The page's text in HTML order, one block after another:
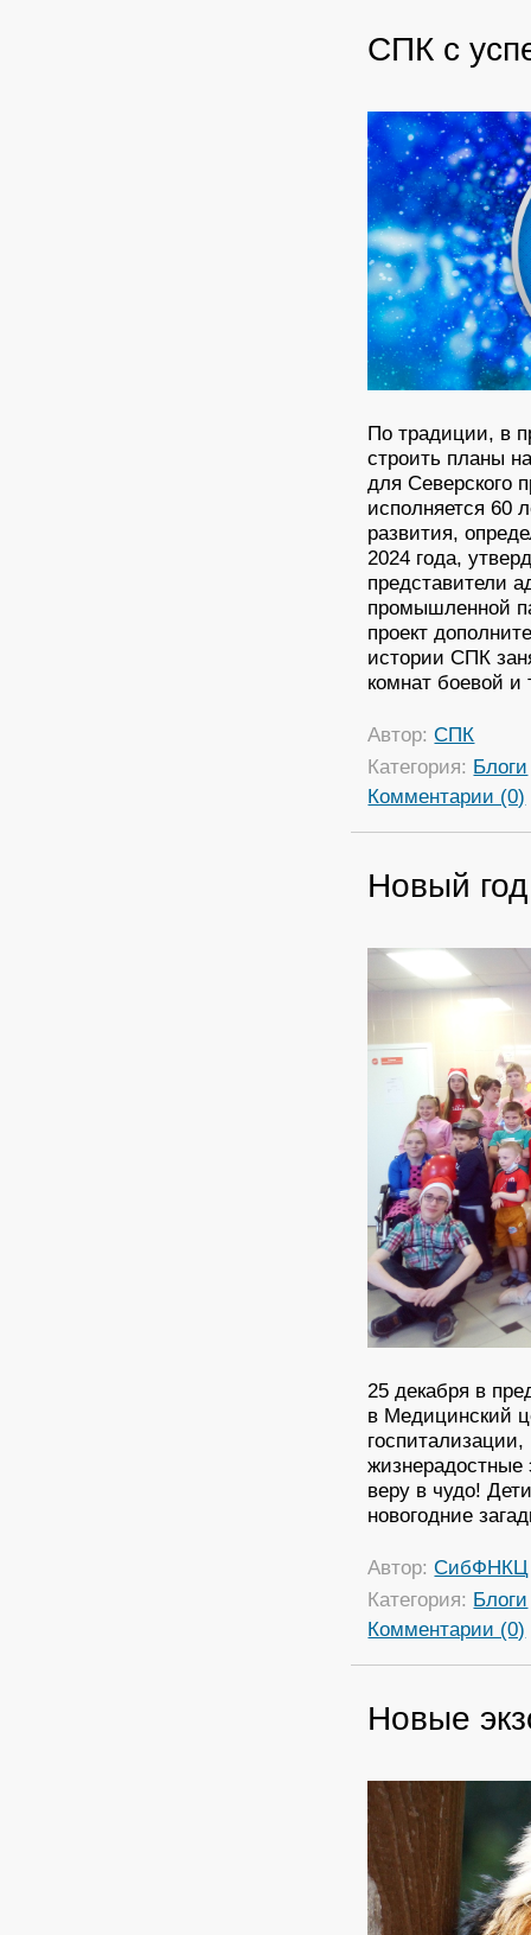
СПК с
По традиции, в
строить планы
для Северского
исполняется 60
развития,
2024 года,
представители
промышленной
проект
истории СПК
комнат боевой и
Автор:СПК
Категория: Блоги
Комментарии (0)
Новый
25 декабря в
в Медицинский
веру в чудо!
новогодние
Автор:СибФНКЦ
Категория: Блоги
Комментарии (0)
Новые